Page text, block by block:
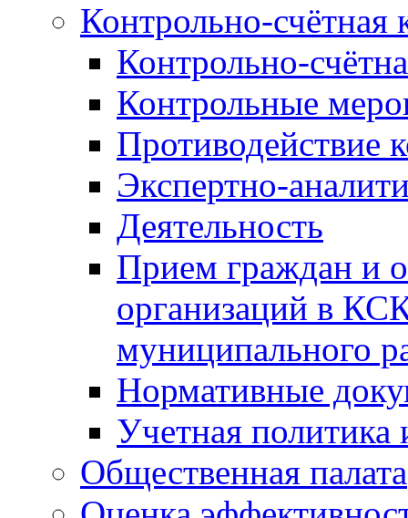
Контрольно-счётная
Контрольно-
Контрольные
Противодействие
Экспертно-
Деятельность
Прием граждан и
организаций в
муниципального
Нормативные
Учетная политика
Общественная палата